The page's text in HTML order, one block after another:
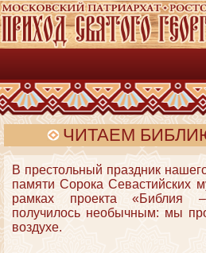
ЧИТАЕМ
В престольный праздник
памяти Сорока Севастийских
рамках проекта «Библия
получилось необычным: мы
воздухе.